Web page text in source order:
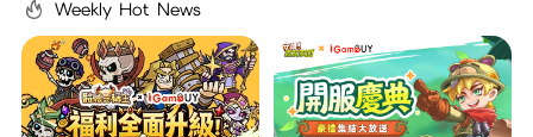
Weekly Hot News